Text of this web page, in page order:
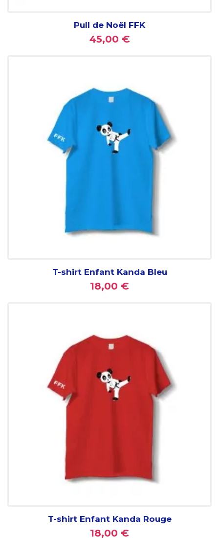
Pull de Noël FFK
45,00 €
T-shirt Enfant Kanda Bleu
18,00 €
T-shirt Enfant Kanda Rouge
18,00 €